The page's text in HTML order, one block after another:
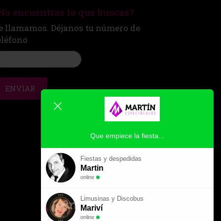
encuentras lo que buscas?
llamamos. Déjanos tu número de
ENVIAR
Que empiece la fiesta...
Fiestas y despedidas
Martin
online
Limusinas y Discobus
Mariví
online